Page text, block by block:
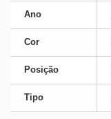
Ano
Cor
Posição
Tipo